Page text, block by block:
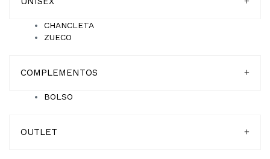
CHANCLETA
ZUECO
COMPLEMENTOS +
BOLSO
OUTLET +